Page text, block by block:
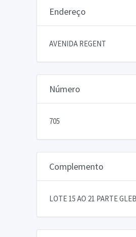
Endereço
AVENIDA REGENT
Número
705
Complemento
LOTE 15 AO 21 PARTE